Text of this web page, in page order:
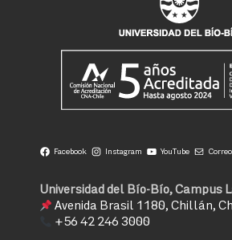
Facebook Instagram YouTube
Universidad del Bío-Bío, Campus
Avenida Brasil 1180, Chillán,
+56 42 246 3000